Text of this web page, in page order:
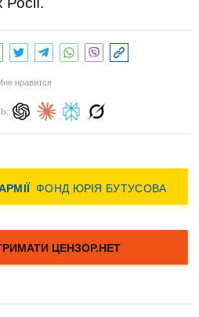
нравится